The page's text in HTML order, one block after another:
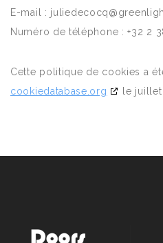
E-mail : juliedecocq@
Numéro de téléphone : +32 2
Cette politique de cookies a
cookiedatabase.org
le juillet